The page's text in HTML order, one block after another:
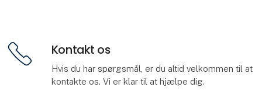
Kontakt os
Hvis du har spørgsmål, er du altid velkommen til at
kontakte os. Vi er klar til at hjælpe dig.